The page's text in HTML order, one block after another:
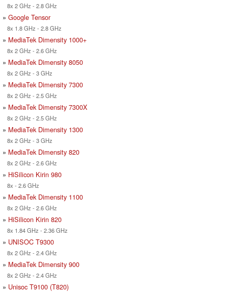
8x 2 GHz - 2.8 GHz
» Google Tensor
8x 1.8 GHz - 2.8 GHz
» MediaTek Dimensity 1000+
8x 2 GHz - 2.6 GHz
» MediaTek Dimensity 8050
8x 2 GHz - 3 GHz
» MediaTek Dimensity 7300
8x 2 GHz - 2.5 GHz
» MediaTek Dimensity 7300X
8x 2 GHz - 2.5 GHz
» MediaTek Dimensity 1300
8x 2 GHz - 3 GHz
» MediaTek Dimensity 820
8x 2 GHz - 2.6 GHz
» HiSilicon Kirin 980
8x - 2.6 GHz
» MediaTek Dimensity 1100
8x 2 GHz - 2.6 GHz
» HiSilicon Kirin 820
8x 1.84 GHz - 2.36 GHz
» UNISOC T9300
8x 2 GHz - 2.4 GHz
» MediaTek Dimensity 900
8x 2 GHz - 2.4 GHz
» Unisoc T9100 (T820)